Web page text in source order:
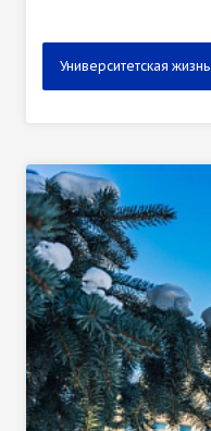
Университетская жизнь